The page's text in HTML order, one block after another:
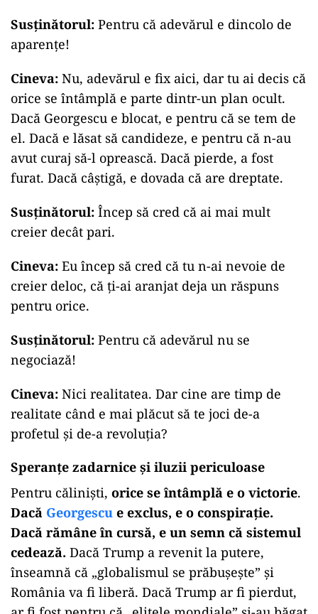
Susținătorul: Pentru că adevărul e dincolo de
aparențe!
Cineva: Nu, adevărul e fix aici, dar tu ai decis că
orice se întâmplă e parte dintr-un plan ocult.
Dacă Georgescu e blocat, e pentru că se tem de
el. Dacă e lăsat să candideze, e pentru că n-au
avut curaj să-l oprească. Dacă pierde, a fost
furat. Dacă câștigă, e dovada că are dreptate.
Susținătorul: Încep să cred că ai mai mult
creier decât pari.
Cineva: Eu încep să cred că tu n-ai nevoie de
creier deloc, că ți-ai aranjat deja un răspuns
pentru orice.
Susținătorul: Pentru că adevărul nu se
negociază!
Cineva: Nici realitatea. Dar cine are timp de
realitate când e mai plăcut să te joci de-a
profetul și de-a revoluția?
Speranțe zadarnice și iluzii periculoase
Pentru căliniști, orice se întâmplă e o victorie.
Dacă Georgescu e exclus, e o conspirație.
Dacă rămâne în cursă, e un semn că sistemul
cedează. Dacă Trump a revenit la putere,
înseamnă că „globalismul se prăbușește” și
România va fi liberă. Dacă Trump ar fi pierdut,